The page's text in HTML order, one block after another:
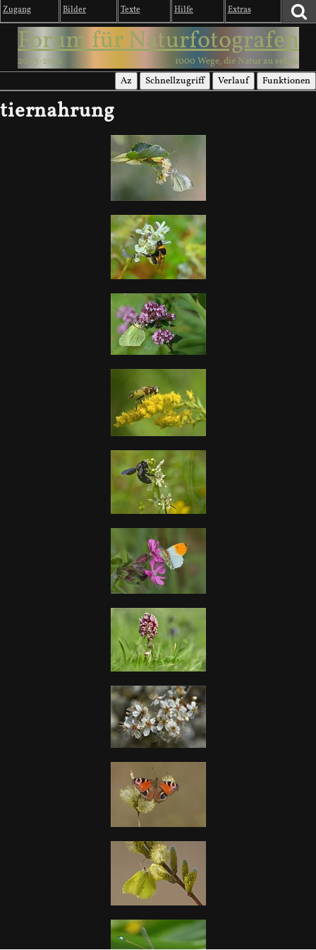
Zugang Bilder Texte Hilfe Extras
Forum für Naturfotografen
2003-2026 1000 Wege, die Natur zu sehen
Az Schnellzugriff Verlauf Funktionen
tiernahrung